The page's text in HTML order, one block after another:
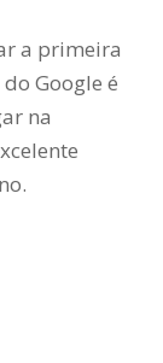
a primeira
Google é
na